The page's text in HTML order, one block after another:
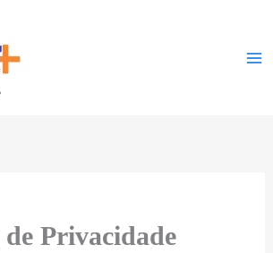
Privacidade